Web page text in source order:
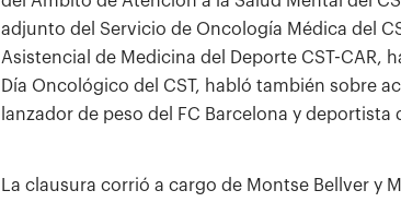
adjunto del Servicio de Oncología Médica del
Asistencial de Medicina del Deporte CST-CAR,
Día Oncológico del CST, habló también sobre
lanzador de peso del FC Barcelona y
La clausura corrió a cargo de Montse Bellver y